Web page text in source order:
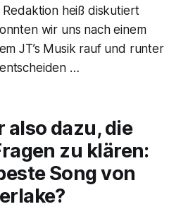
heiß diskutiert
wir uns nach einem
JT’s Musik rauf und runter
…
also dazu, die
zu klären:
Song von